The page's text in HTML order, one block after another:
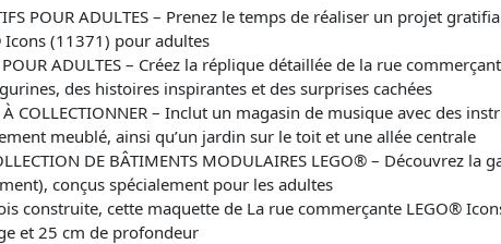
POUR ADULTES – Prenez le temps de réaliser un projet
(11371) pour adultes
POUR ADULTES – Créez la réplique détaillée de la rue
des histoires inspirantes et des surprises cachées
À COLLECTIONNER – Inclut un magasin de musique avec des
meublé, ainsi qu’un jardin sur le toit et une allée centrale
DE BÂTIMENTS MODULAIRES LEGO® – Découvrez
conçus spécialement pour les adultes
construite, cette maquette de La rue commerçante LEGO®
et 25 cm de profondeur